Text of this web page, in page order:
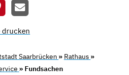
drucken
Saarbrücken » Rathaus »
» Fundsachen